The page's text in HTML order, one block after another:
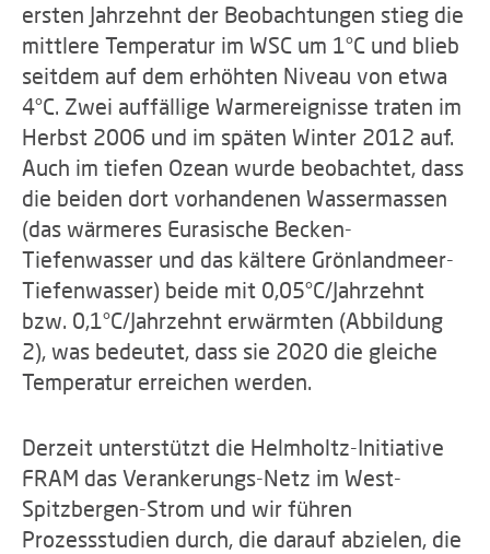
ersten Jahrzehnt der Beobachtungen stieg die
mittlere Temperatur im WSC um 1°C und blieb
seitdem auf dem erhöhten Niveau von etwa
4°C. Zwei auffällige Warmereignisse traten im
Herbst 2006 und im späten Winter 2012 auf.
Auch im tiefen Ozean wurde beobachtet, dass
die beiden dort vorhandenen Wassermassen
(das wärmeres Eurasische Becken-
Tiefenwasser und das kältere Grönlandmeer-
Tiefenwasser) beide mit 0,05°C/Jahrzehnt
bzw. 0,1°C/Jahrzehnt erwärmten (Abbildung
2), was bedeutet, dass sie 2020 die gleiche
Temperatur erreichen werden.
Derzeit unterstützt die Helmholtz-Initiative
FRAM das Verankerungs-Netz im West-
Spitzbergen-Strom und wir führen
Prozessstudien durch, die darauf abzielen, die